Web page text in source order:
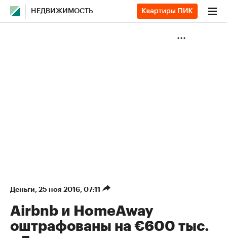
НЕДВИЖИМОСТЬ
Деньги⁠, 25 ноя 2016, 07:11
Airbnb и HomeAway
оштрафованы на €600 тыс.